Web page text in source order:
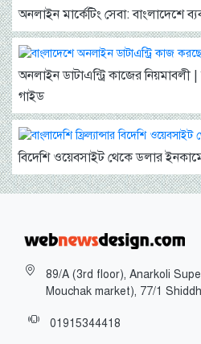
অনলাইন মার্কেটিং সেবা: বাংলাদেশে
অনলাইন ডাটাএন্ট্রি কাজের
গাইড
বিদেশি ওয়েবসাইট থেকে ডলার
89/A (3rd floor), Anarkoli
Mouchak market), 77/1
01915344418